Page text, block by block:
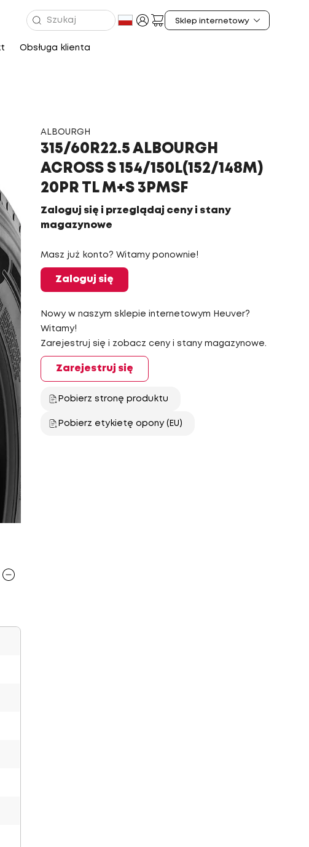
Obsługa klienta
ALBOURGH
315/60R22.5 ALBOURGH
ACROSS S 154/150L(152/148M)
20PR TL M+S 3PMSF
Zaloguj się i przeglądaj ceny i stany
magazynowe
Masz już konto? Witamy ponownie!
Zaloguj się
Nowy w naszym sklepie internetowym Heuver?
Witamy!
Zarejestruj się i zobacz ceny i stany magazynowe.
Zarejestruj się
Pobierz stronę produktu
Pobierz etykietę opony (EU)